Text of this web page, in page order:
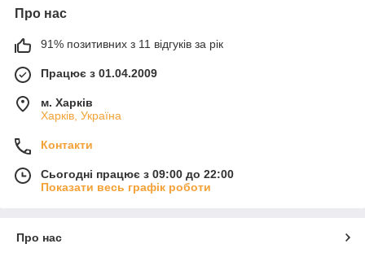
Про нас
91% позитивних з 11 відгуків за рік
Працює з 01.04.2009
м. Харків
Харків, Україна
Контакти
Сьогодні працює з 09:00 до 22:00
Показати весь графік роботи
Про нас